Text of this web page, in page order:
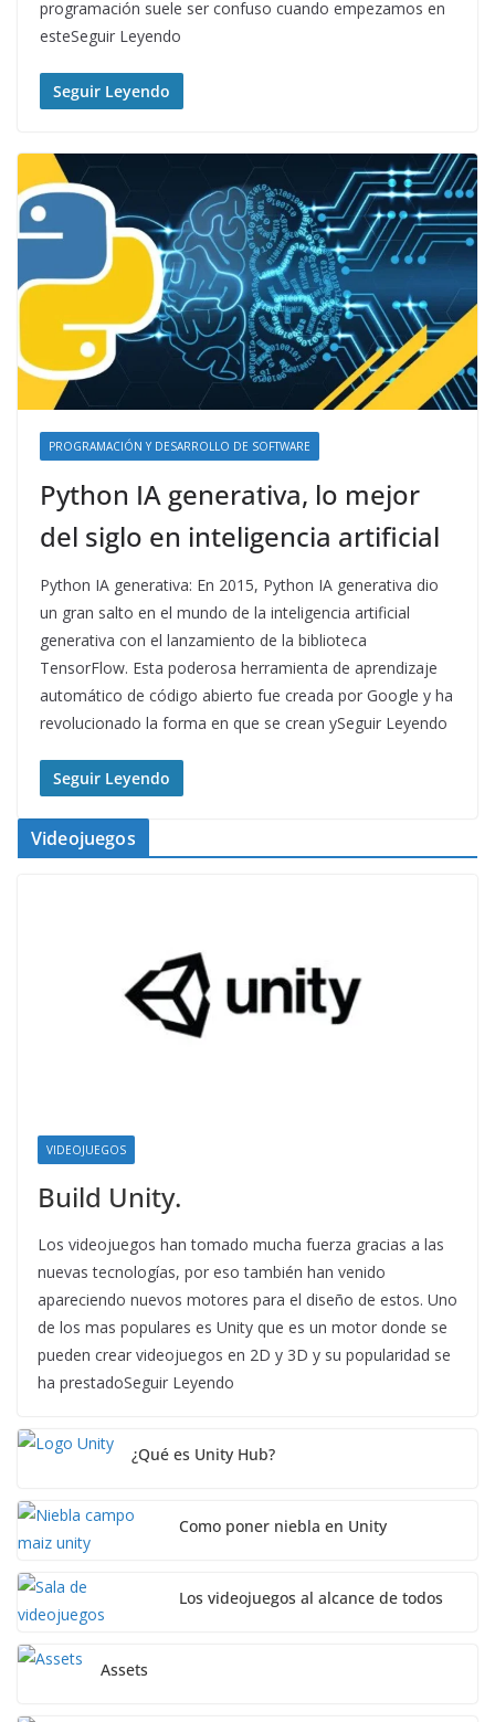
programación suele ser confuso cuando empezamos en
esteSeguir Leyendo
Seguir Leyendo
PROGRAMACIÓN Y DESARROLLO DE SOFTWARE
Python IA generativa, lo mejor
del siglo en inteligencia artificial
Python IA generativa: En 2015, Python IA generativa dio
un gran salto en el mundo de la inteligencia artificial
generativa con el lanzamiento de la biblioteca
TensorFlow. Esta poderosa herramienta de aprendizaje
automático de código abierto fue creada por Google y ha
revolucionado la forma en que se crean ySeguir Leyendo
Seguir Leyendo
Videojuegos
VIDEOJUEGOS
Build Unity.
Los videojuegos han tomado mucha fuerza gracias a las
nuevas tecnologías, por eso también han venido
apareciendo nuevos motores para el diseño de estos. Uno
de los mas populares es Unity que es un motor donde se
pueden crear videojuegos en 2D y 3D y su popularidad se
ha prestadoSeguir Leyendo
¿Qué es Unity Hub?
Como poner niebla en Unity
Los videojuegos al alcance de todos
Assets